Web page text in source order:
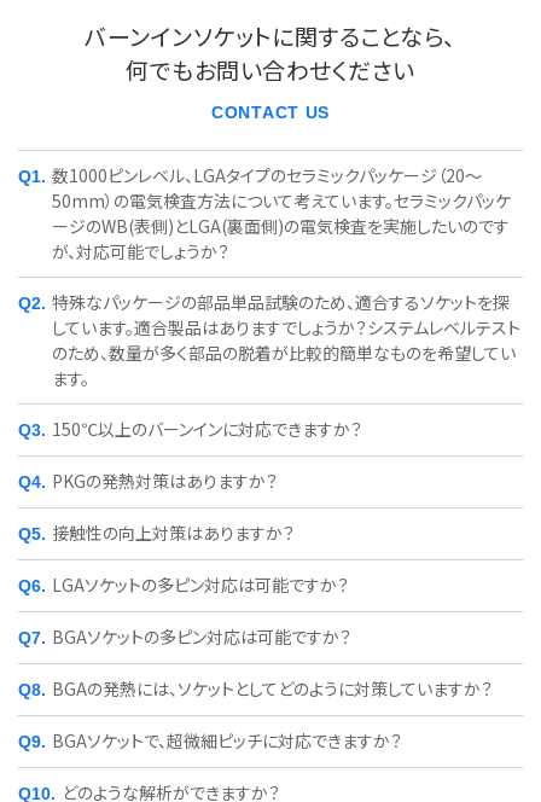
バーンインソケットに関することなら、
何でもお問い合わせください
CONTACT US
数1000ピンレベル、LGAタイプのセラミックパッケージ（20～
50mm）の電気検査方法について考えています。セラミックパッケ
ージのWB(表側)とLGA(裏面側)の電気検査を実施したいのです
が、対応可能でしょうか？
特殊なパッケージの部品単品試験のため、適合するソケットを探
しています。適合製品はありますでしょうか？システムレベルテスト
のため、数量が多く部品の脱着が比較的簡単なものを希望してい
ます。
150℃以上のバーンインに対応できますか？
PKGの発熱対策はありますか？
接触性の向上対策はありますか？
LGAソケットの多ピン対応は可能ですか？
BGAソケットの多ピン対応は可能ですか？
BGAの発熱には、ソケットとしてどのように対策していますか？
BGAソケットで、超微細ピッチに対応できますか？
どのような解析ができますか？